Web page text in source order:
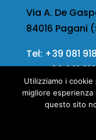
Via A. De
84016 Pagani
Tel: +39 081
Fax+39 081
Email:
Utilizziamo i
migliore
questo sito